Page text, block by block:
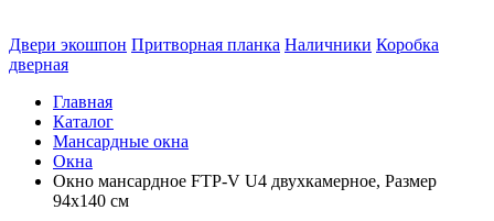
Двери экошпон Притворная планка Наличники Коробка
дверная
Главная
Каталог
Мансардные окна
Окна
Окно мансардное FTP-V U4 двухкамерное, Размер
94х140 см